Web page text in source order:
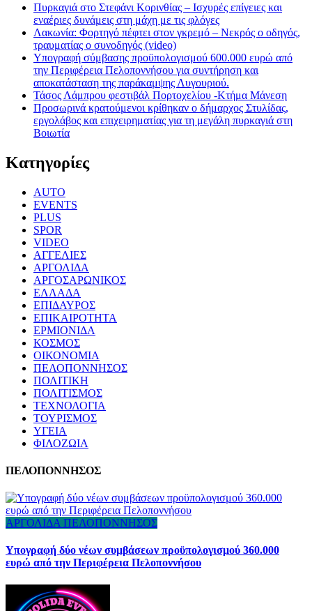
Πυρκαγιά στο Στεφάνι Κορινθίας – Ισχυρές επίγειες και
εναέριες δυνάμεις στη μάχη με τις φλόγες
Λακωνία: Φορτηγό πέφτει στον γκρεμό – Νεκρός ο οδηγός,
τραυματίας ο συνοδηγός (video)
Υπογραφή σύμβασης προϋπολογισμού 600.000 ευρώ από
την Περιφέρεια Πελοποννήσου για συντήρηση και
αποκατάσταση της παράκαμψης Λυγουριού.
Τάσος Λάμπρου φεστιβάλ Πορτοχελίου -Κτήμα Μάνεση
Προσωρινά κρατούμενοι κρίθηκαν ο δήμαρχος Στυλίδας,
εργολάβος και επιχειρηματίας για τη μεγάλη πυρκαγιά στη
Βοιωτία
Kατηγορίες
AUTO
EVENTS
PLUS
SPOR
VIDEO
ΑΓΓΕΛΙΕΣ
ΑΡΓΟΛΙΔΑ
ΑΡΓΟΣΑΡΩΝΙΚΟΣ
ΕΛΛΑΔΑ
ΕΠΙΔΑΥΡΟΣ
ΕΠΙΚΑΙΡΟΤΗΤΑ
ΕΡΜΙΟΝΙΔΑ
ΚΟΣΜΟΣ
ΟΙΚΟΝΟΜΙΑ
ΠΕΛΟΠΟΝΝΗΣΟΣ
ΠΟΛΙΤΙΚΗ
ΠΟΛΙΤΙΣΜΟΣ
ΤΕΧΝΟΛΟΓΙΑ
ΤΟΥΡΙΣΜΟΣ
ΥΓΕΙΑ
ΦΙΛΟΖΩΙΑ
ΠΕΛΟΠΟΝΝΗΣΟΣ
ΑΡΓΟΛΙΔΑ ΠΕΛΟΠΟΝΝΗΣΟΣ
Υπογραφή δύο νέων συμβάσεων προϋπολογισμού 360.000
ευρώ από την Περιφέρεια Πελοποννήσου